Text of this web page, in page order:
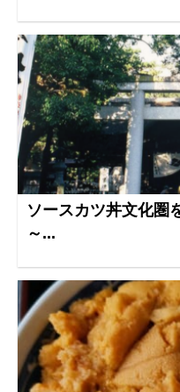
ソースカツ丼文化圏
～...